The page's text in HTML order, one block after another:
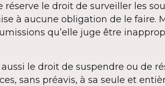
réserve le droit de surveiller les
à aucune obligation de le faire.
qu’elle juge être
aussi le droit de suspendre ou de
sans préavis, à sa seule et